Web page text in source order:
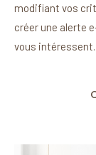
modifiant vos
créer une alerte
vous intéressent.